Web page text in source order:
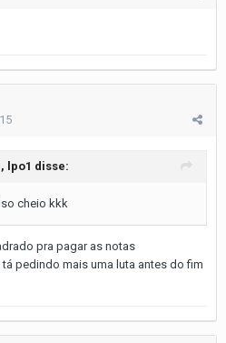
lpo1 disse:
cheio kkk
pra pagar as notas
pedindo mais uma luta antes do fim